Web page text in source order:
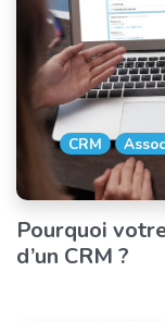
CRM
Pourquoi
d’un CRM ?